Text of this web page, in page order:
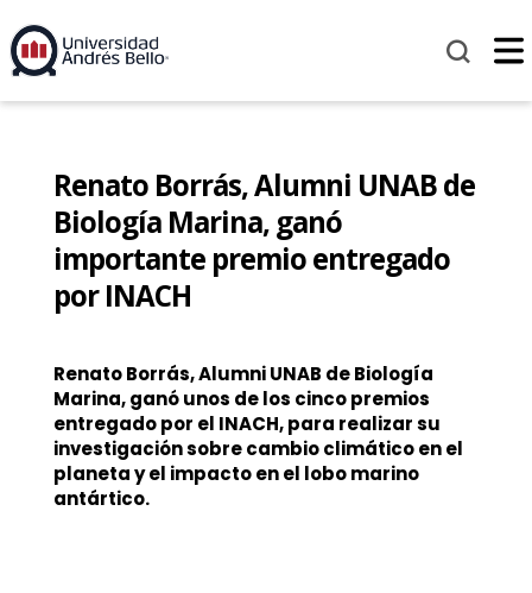
Renato Borrás, Alumni UNAB de
Biología Marina, ganó
importante premio entregado
por INACH
Renato Borrás, Alumni UNAB de Biología
Marina, ganó unos de los cinco premios
entregado por el INACH, para realizar su
investigación sobre cambio climático en el
planeta y el impacto en el lobo marino
antártico.